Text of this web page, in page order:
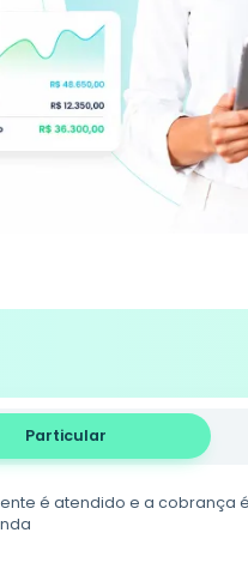
Particular
é atendido e a cobrança